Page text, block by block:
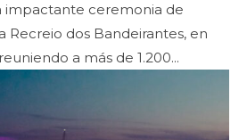
ceremonia de
Recreio dos Bandeirantes, en
a más de 1.200...